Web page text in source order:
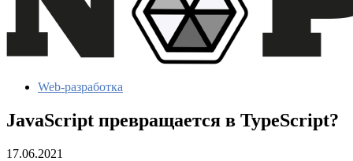
Web-разработка
JavaScript превращается в TypeScript?
17.06.2021